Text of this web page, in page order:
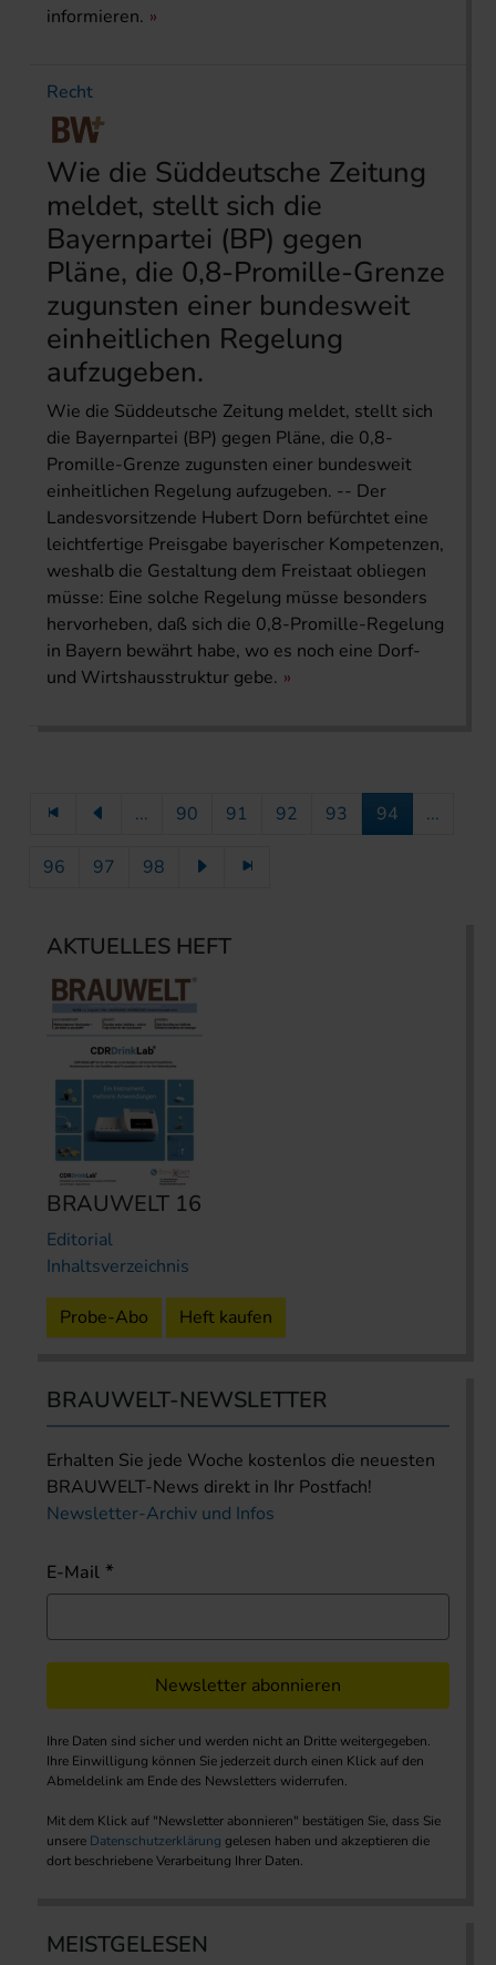
informieren.
Recht
Wie die Süddeutsche Zeitung
meldet, stellt sich die
Bayernpartei (BP) gegen
Pläne, die 0,8-Promille-Grenze
zugunsten einer bundesweit
einheitlichen Regelung
aufzugeben.
Wie die Süddeutsche Zeitung meldet, stellt sich
die Bayernpartei (BP) gegen Pläne, die 0,8-
Promille-Grenze zugunsten einer bundesweit
einheitlichen Regelung aufzugeben. -- Der
Landesvorsitzende Hubert Dorn befürchtet eine
leichtfertige Preisgabe bayerischer Kompetenzen,
weshalb die Gestaltung dem Freistaat obliegen
müsse: Eine solche Regelung müsse besonders
hervorheben, daß sich die 0,8-Promille-Regelung
in Bayern bewährt habe, wo es noch eine Dorf-
und Wirtshausstruktur gebe.
... 90 91 92 93 94 ...
96 97 98
AKTUELLES HEFT
BRAUWELT 16
Editorial
Inhaltsverzeichnis
Probe-Abo Heft kaufen
BRAUWELT-NEWSLETTER
Erhalten Sie jede Woche kostenlos die neuesten
BRAUWELT-News direkt in Ihr Postfach!
Newsletter-Archiv und Infos
E-Mail
Newsletter abonnieren
Ihre Daten sind sicher und werden nicht an Dritte weitergegeben.
Ihre Einwilligung können Sie jederzeit durch einen Klick auf den
Abmeldelink am Ende des Newsletters widerrufen.
Mit dem Klick auf "Newsletter abonnieren" bestätigen Sie, dass Sie
unsere Datenschutzerklärung gelesen haben und akzeptieren die
dort beschriebene Verarbeitung Ihrer Daten.
MEISTGELESEN